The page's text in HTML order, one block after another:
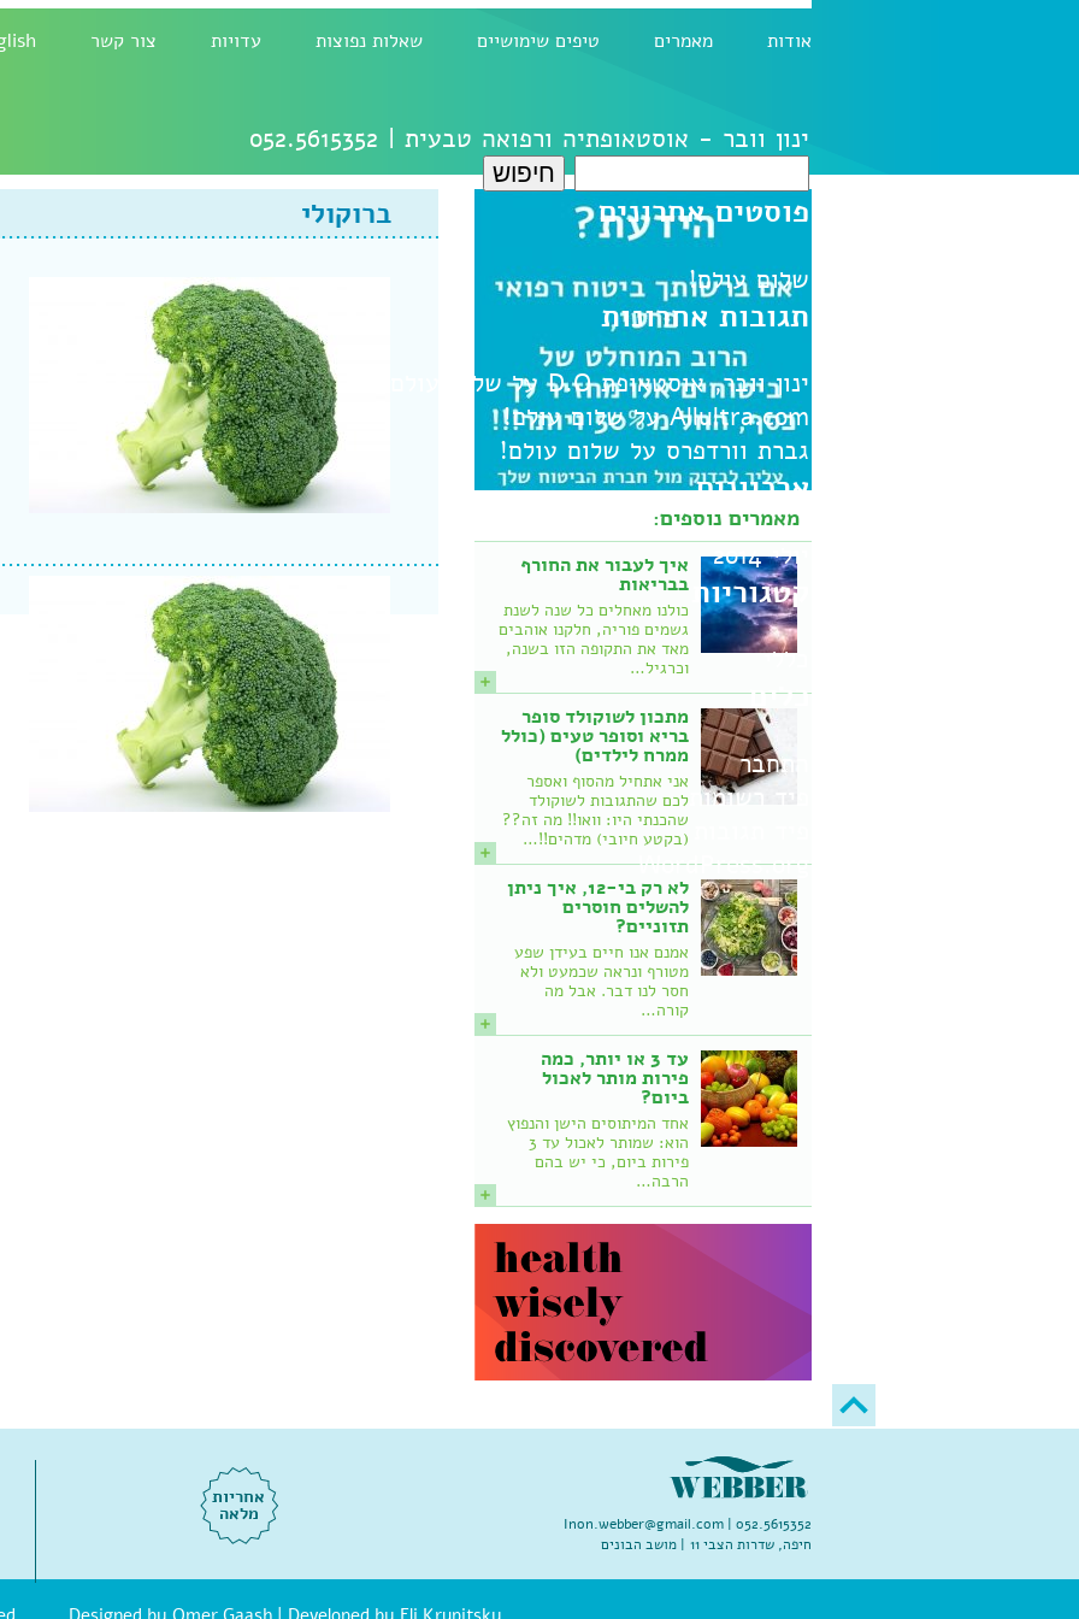
אודות מאמרים טיפים שימושיים שאלות נפוצות עדויות צור קשר
ינון וובר - אוסטאופתיה ורפואה טבעית | 052.5615352
חיפוש:
פוסטים אחרונים
שלום עולם!
תגובות אחרונות
ינון וובר, אוסטאופת D.O עלשלום עולם!
Allultra.comעלשלום עולם!
גברת וורדפרס על שלום עולם!
ארכיונים
יולי 2014
קטגוריות
כללי
כלים
התחבר
פיד רשומות
WordPress.org
ברוקולי
מאמרים נוספים:
איך לעבור את החורף
בבריאות
כולנו מאחלים כל שנה לשנת
גשמים פוריה, חלקנו אוהבים
מאד את התקופה הזו בשנה,
וכרגיל…
מתכון לשוקולד סופר
בריא וסופר טעים (כולל
ממרח לילדים)
אני אתחיל מהסוף ואספר
לכם שהתגובות לשוקולד
שהכנתי היו: וואו!! מה זה??
(בקטע חיובי) מדהים!!…
לא רק בי-12, איך ניתן
להשלים חוסרים
תזוניים?
אמנם אנו חיים בעידן שפע
מטורף ונראה שכמעט ולא
חסר לנו דבר. אבל מה
קורה…
עד 3 או יותר, כמה
פירות מותר לאכול
ביום?
אחד המיתוסים הישן והנפוץ
הוא: שמותר לאכול עד 3
פירות ביום, כי יש בהם
הרבה…
052.5615352 |
Inon.webber@gmail.com
חיפה, שדרות הצבי 11 | מושב הבונים
אחריות
מלאה